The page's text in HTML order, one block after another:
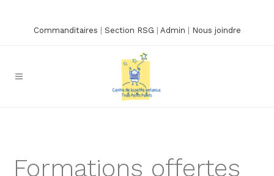
Commanditaires Section RSG Admin Nous joindre
Formations offertes